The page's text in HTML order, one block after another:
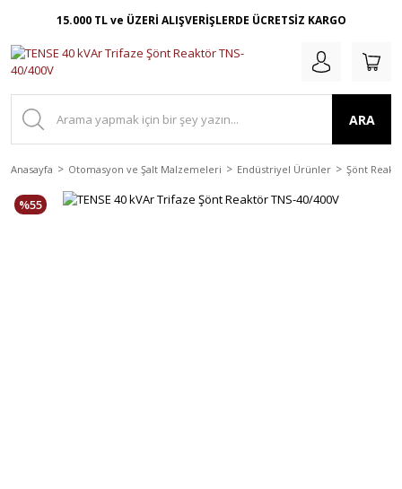
15.000 TL ve ÜZERİ ALIŞVERİŞLERDE ÜCRETSİZ KARGO
ARA
Anasayfa Otomasyon ve Şalt Malzemeleri Endüstriyel Ürünler Şönt
%55